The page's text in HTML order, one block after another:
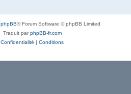
phpBB® Forum Software © phpBB Limited
Traduit parphpBB-fr.com
Confidentialité | Conditions